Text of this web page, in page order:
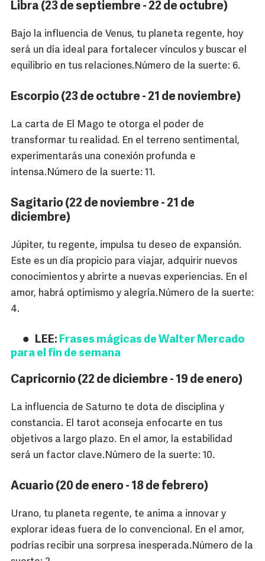
Libra (23 de septiembre - 22 de octubre)
Bajo la influencia de Venus, tu planeta regente, hoy
será un día ideal para fortalecer vínculos y buscar el
equilibrio en tus relaciones.Número de la suerte: 6.
Escorpio (23 de octubre - 21 de noviembre)
La carta de El Mago te otorga el poder de
transformar tu realidad. En el terreno sentimental,
experimentarás una conexión profunda e
intensa.Número de la suerte: 11.
Sagitario (22 de noviembre - 21 de
diciembre)
Júpiter, tu regente, impulsa tu deseo de expansión.
Este es un día propicio para viajar, adquirir nuevos
conocimientos y abrirte a nuevas experiencias. En el
amor, habrá optimismo y alegría.Número de la suerte:
4.
LEE: Frases mágicas de Walter Mercado
para el fin de semana
Capricornio (22 de diciembre - 19 de enero)
La influencia de Saturno te dota de disciplina y
constancia. El tarot aconseja enfocarte en tus
objetivos a largo plazo. En el amor, la estabilidad
será un factor clave.Número de la suerte: 10.
Acuario (20 de enero - 18 de febrero)
Urano, tu planeta regente, te anima a innovar y
explorar ideas fuera de lo convencional. En el amor,
podrías recibir una sorpresa inesperada.Número de la